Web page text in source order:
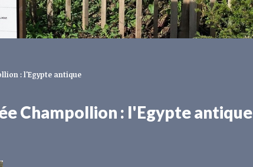
: l'Egypte antique
Champollion : l'Egypte antique